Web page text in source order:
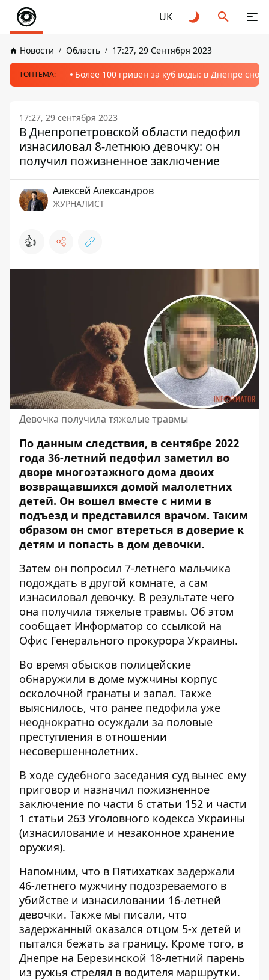
UK
Новости Область 17:27, 29 Сентября 2023
ТОПТЕМА: Более 100 гривен за куб воды: в Днепре
17:27, 29 сентября 2023
В Днепропетровской области педофил
изнасиловал 8-летнюю девочку: он
получил пожизненное заключение
Алексей Александров
ЖУРНАЛИСТ
👍
Девочка получила тяжелые травмы
По данным следствия, в сентябре 2022
года 36-летний педофил заметил во
дворе многоэтажного дома двоих
возвращавшихся домой малолетних
детей. Он вошел вместе с ними в
подъезд и представился врачом. Таким
образом он смог втереться в доверие к
детям и попасть в дом девочки.
Затем он попросил 7-летнего мальчика
подождать в другой комнате, а сам
изнасиловал девочку. В результате чего
она получила тяжелые травмы. Об этом
сообщает Информатор со ссылкой на
Офис Генерального прокурора Украины.
Во время обысков полицейские
обнаружили в доме мужчины корпус
осколочной гранаты и запал. Также
выяснилось, что ранее педофила уже
неоднократно осуждали за половые
преступления в отношении
несовершеннолетних.
В ходе судебного заседания суд вынес ему
приговор и назначил пожизненное
заключение по части 6 статьи 152 и части
1 статьи 263 Уголовного кодекса Украины
(изнасилование и незаконное хранение
оружия).
Напомним, что в Пятихатках задержали
46-летнего мужчину подозреваемого в
убийстве и изнасиловании 16-летней
девочки. Также мы писали, что
задержанный оказался отцом 5-х детей и
пытался бежать за границу. Кроме того, в
Днепре на Березинской 18-летний парень
из ружья стрелял в водителя маршрутки.